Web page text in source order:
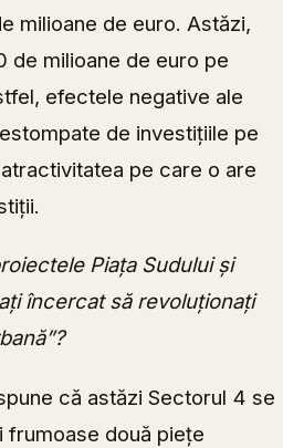
milioane de euro. Astăzi,
de milioane de euro pe
efectele negative ale
de investițiile pe
pe care o are
Piața Sudului și
încercat să revoluționați
că astăzi Sectorul 4 se
frumoase două piețe